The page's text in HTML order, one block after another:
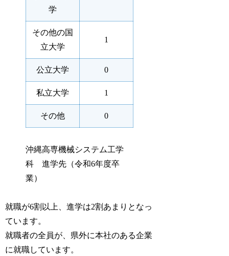
学
その他の国
立大学
1
公立大学 0
私立大学 1
その他 0
沖縄高専機械システム工学
科 進学先（令和6年度卒
業）
就職が6割以上、進学は2割あまりとなっ
ています。
就職者の全員が、県外に本社のある企業
に就職しています。